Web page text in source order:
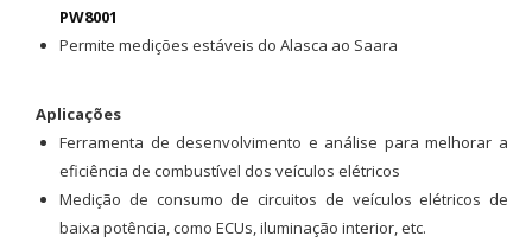
PW8001
Permite medições estáveis do Alasca ao Saara
Aplicações
Ferramenta de desenvolvimento e análise para melhorar a
eficiência de combustível dos veículos elétricos
Medição de consumo de circuitos de veículos elétricos de
baixa potência, como ECUs, iluminação interior, etc.